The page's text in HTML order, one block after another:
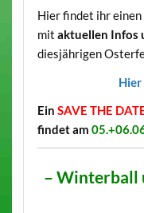
Hier findet ihr einen
mit aktuellen Infos
diesjährigen
Hier
Ein SAVE THE
findet am
– Winterball